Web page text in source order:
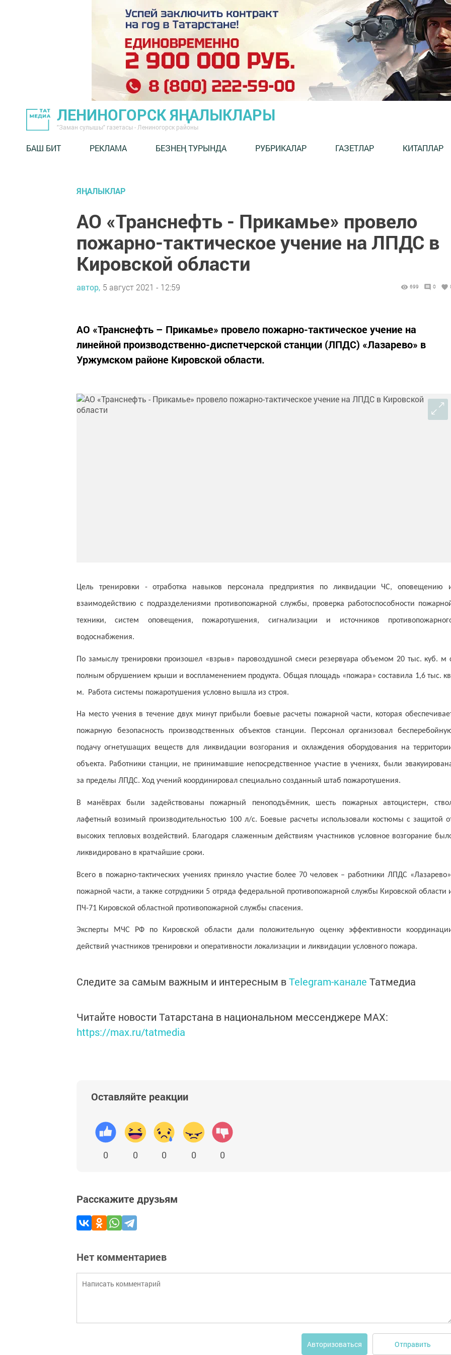
ЛЕНИНОГОРСК ЯҢАЛЫКЛАРЫ
"Заман сулышы" газетасы - Лениногорск районы
БАШ БИТ РЕКЛАМА БЕЗНЕҢ ТУРЫНДА РУБРИКАЛАР ГАЗЕТЛАР КИТАПЛАР
ЯҢАЛЫКЛАР
АО «Транснефть - Прикамье» провело
пожарно-тактическое учение на ЛПДС в
Кировской области
автор, 5 август 2021 - 12:59 699 0
АО «Транснефть – Прикамье» провело пожарно-тактическое учение на
линейной производственно-диспетчерской станции (ЛПДС) «Лазарево» в
Уржумском районе Кировской области.
Цель тренировки - отработка навыков персонала предприятия по ликвидации ЧС, оповещению
взаимодействию с подразделениями противопожарной службы, проверка работоспособности
техники, систем оповещения, пожаротушения, сигнализации и источников
водоснабжения.
По замыслу тренировки произошел «взрыв» паровоздушной смеси резервуара объемом 20 тыс. куб. м
полным обрушением крыши и воспламенением продукта. Общая площадь «пожара» составила 1,6 тыс.
м. Работа системы пожаротушения условно вышла из строя.
На место учения в течение двух минут прибыли боевые расчеты пожарной части, которая
пожарную безопасность производственных объектов станции. Персонал организовал
подачу огнетушащих веществ для ликвидации возгорания и охлаждения оборудования на
объекта. Работники станции, не принимавшие непосредственное участие в учениях, были
за пределы ЛПДС. Ход учений координировал специально созданный штаб пожаротушения.
В манёврах были задействованы пожарный пеноподъёмник, шесть пожарных автоцистерн,
лафетный возимый производительностью 100 л/с. Боевые расчеты использовали костюмы с защитой
высоких тепловых воздействий. Благодаря слаженным действиям участников условное возгорание
ликвидировано в кратчайшие сроки.
Всего в пожарно-тактических учениях приняло участие более 70 человек – работники ЛПДС
пожарной части, а также сотрудники 5 отряда федеральной противопожарной службы Кировской области
ПЧ-71 Кировской областной противопожарной службы спасения.
Эксперты МЧС РФ по Кировской области дали положительную оценку эффективности
действий участников тренировки и оперативности локализации и ликвидации условного пожара.
Следите за самым важным и интересным вTelegram-канале Татмедиа
Читайте новости Татарстана в национальном мессенджере MАХ:
https://max.ru/tatmedia
Оставляйте реакции
0 0 0 0 0
Расскажите друзьям
Нет комментариев
Авторизоваться Отправить